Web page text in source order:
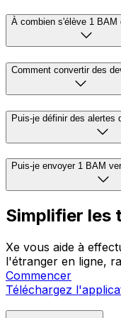
À combien s'élève 1 BAM
Comment convertir des
Puis-je définir des alertes
Puis-je envoyer 1 BAM
Simplifier
Xe vous aide à
l'étranger en ligne,
Commencer
Téléchargez